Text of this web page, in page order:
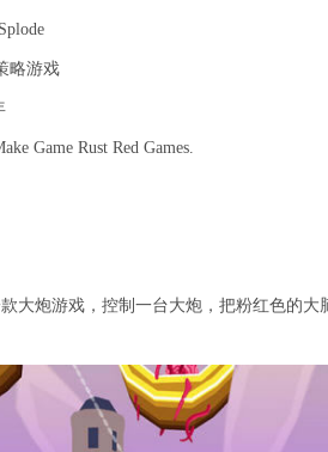
略游戏
Game Rust Red Games.
款大炮游戏，控制一台大炮，把粉红色的大